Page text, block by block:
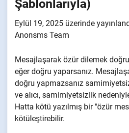
Şablonlarıyla)
Eylül 19, 2025 üzerinde
Anonsms Team
Mesajlaşarak özür dilemek
eğer doğru yaparsanız.
doğru yapmazsanız
ve alıcı, samimiyetsizlik
Hatta kötü yazılmış bir "özür
kötüleştirebilir.